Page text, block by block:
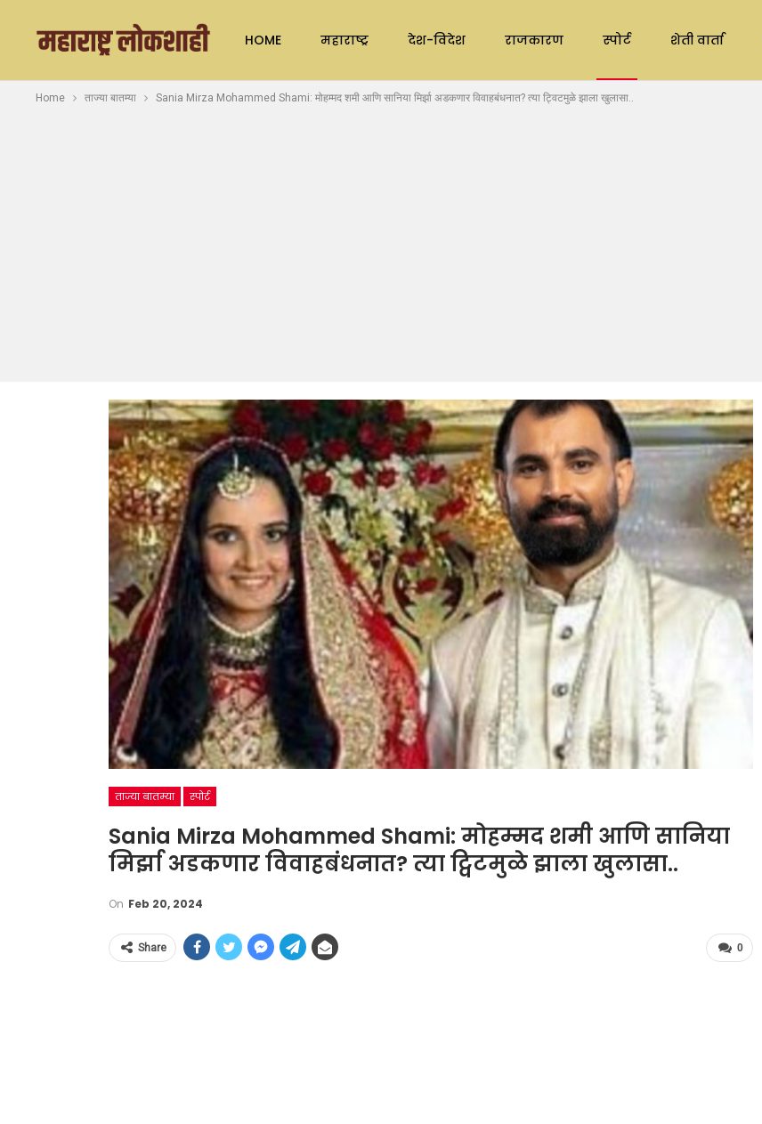
HOME महाराष्ट्र देश-विदेश राजकारण स्पोर्ट शेती वार्ता
Home ताज्या बातम्या Sania Mirza Mohammed Shami: मोहम्मद शमी आणि सानिया मिर्झा अडकणार विवाहबंधनात? त्या ट्विटमुळे झाला खुलासा..
ताज्या बातम्या स्पोर्ट
Sania Mirza Mohammed Shami: मोहम्मद शमी आणि सानिया
मिर्झा अडकणार विवाहबंधनात? त्या ट्विटमुळे झाला खुलासा..
On Feb 20, 2024
0
Share